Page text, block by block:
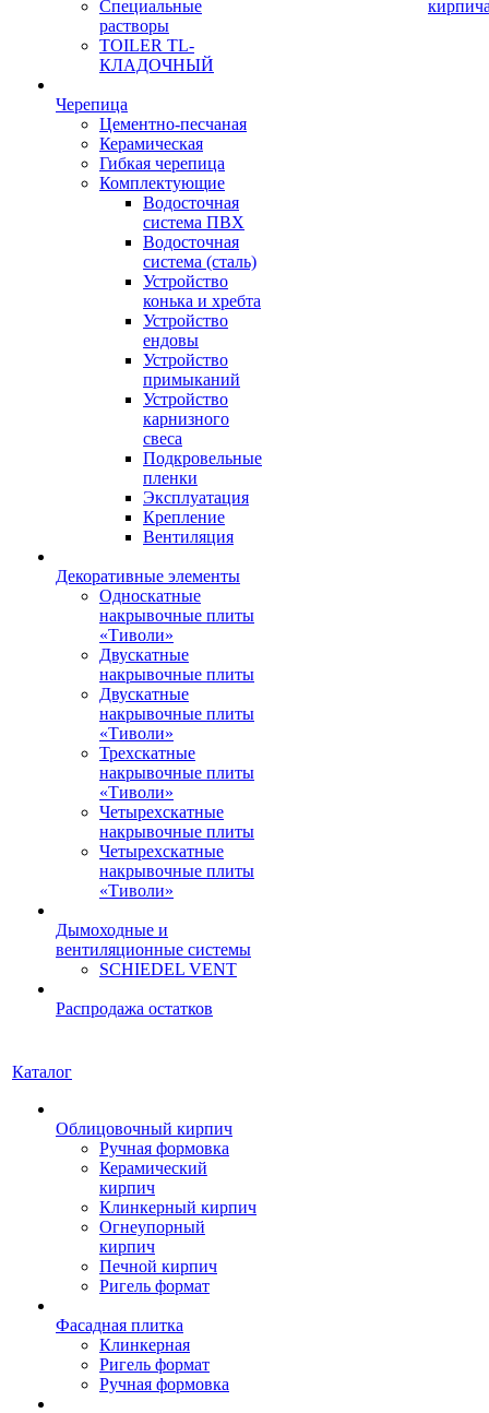
Специальные
растворы
TOILER TL-
КЛАДОЧНЫЙ
Черепица
Цементно-песчаная
Керамическая
Гибкая черепица
Комплектующие
Водосточная
система ПВХ
Водосточная
система (сталь)
Устройство
конька и хребта
Устройство
ендовы
Устройство
примыканий
Устройство
карнизного
свеса
Подкровельные
пленки
Эксплуатация
Крепление
Вентиляция
Декоративные элементы
Односкатные
накрывочные плиты
«Тиволи»
Двускатные
накрывочные плиты
Двускатные
накрывочные плиты
«Тиволи»
Трехскатные
накрывочные плиты
«Тиволи»
Четырехскатные
накрывочные плиты
Четырехскатные
накрывочные плиты
«Тиволи»
Дымоходные и
вентиляционные системы
SCHIEDEL VENT
Распродажа остатков
Каталог
Облицовочный кирпич
Ручная формовка
Керамический
кирпич
Клинкерный кирпич
Огнеупорный
кирпич
Печной кирпич
Ригель формат
Фасадная плитка
Клинкерная
Ригель формат
Ручная формовка